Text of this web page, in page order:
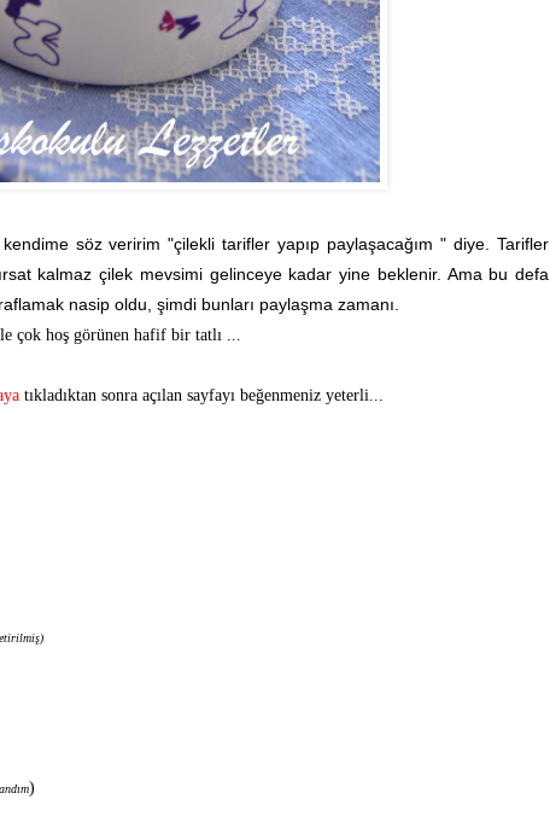
söz veririm "çilekli tarifler yapıp paylaşacağım " diye. Tarifler
kalmaz çilek mevsimi gelinceye kadar yine beklenir. Ama bu defa
nasip oldu, şimdi bunları paylaşma zamanı.
çok hoş görünen hafif bir tatlı ...
tıkladıktan sonra açılan sayfayı beğenmeniz yeterli...
)